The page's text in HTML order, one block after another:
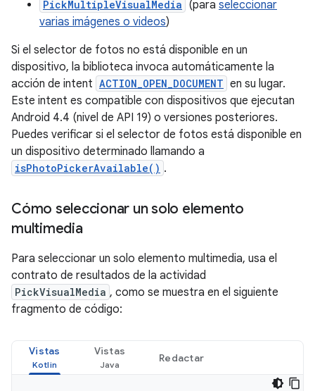
PickMultipleVisualMedia (para seleccionar
varias imágenes o videos)
Si el selector de fotos no está disponible en un
dispositivo, la biblioteca invoca automáticamente la
acción de intent ACTION_OPEN_DOCUMENT en su lugar.
Este intent es compatible con dispositivos que ejecutan
Android 4.4 (nivel de API 19) o versiones posteriores.
Puedes verificar si el selector de fotos está disponible en
un dispositivo determinado llamando a
isPhotoPickerAvailable() .
Cómo seleccionar un solo elemento
multimedia
Para seleccionar un solo elemento multimedia, usa el
contrato de resultados de la actividad
PickVisualMedia , como se muestra en el siguiente
fragmento de código:
Vistas Vistas
Redactar